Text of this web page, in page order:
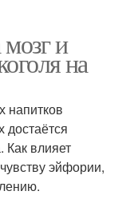
на личность
и
на
напитков
Как влияет
эйфории,